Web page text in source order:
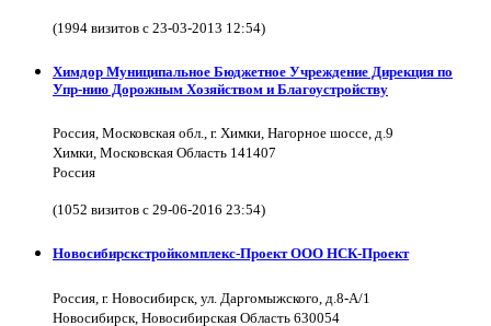
(1994 визитов с 23-03-2013 12:54)
Химдор Муниципальное Бюджетное Учреждение Дирекция по
Упр-нию Дорожным Хозяйством и Благоустройству
Россия, Московская обл., г. Химки, Нагорное шоссе, д.9
Химки, Московская Область 141407
Россия
(1052 визитов с 29-06-2016 23:54)
Новосибирскстройкомплекс-Проект ООО НСК-Проект
Россия, г. Новосибирск, ул. Даргомыжского, д.8-А/1
Новосибирск, Новосибирская Область 630054